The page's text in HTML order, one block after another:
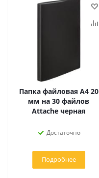
Папка файловая А4 20
мм на 30 файлов
Attache черная
Достаточно
Подробнее